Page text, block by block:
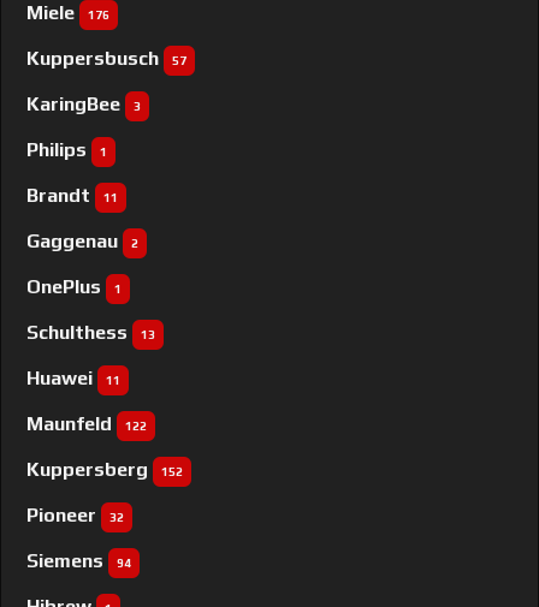
Miele 176
Kuppersbusch 57
KaringBee 3
Philips 1
Brandt 11
Gaggenau 2
OnePlus 1
Schulthess 13
Huawei 11
Maunfeld 122
Kuppersberg 152
Pioneer 32
Siemens 94